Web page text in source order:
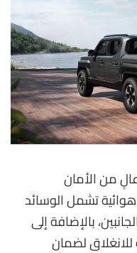
بمستوى عالٍ من الأمان
تشمل الوسائد
بالإضافة إلى
لضمان